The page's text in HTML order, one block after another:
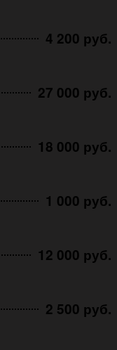
4 200 руб.
27 000 руб.
18 000 руб.
1 000 руб.
12 000 руб.
2 500 руб.